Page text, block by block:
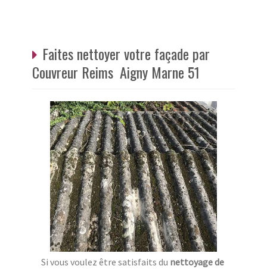
Faites nettoyer votre façade par
Couvreur Reims Aigny Marne 51
Si vous voulez être satisfaits du nettoyage de